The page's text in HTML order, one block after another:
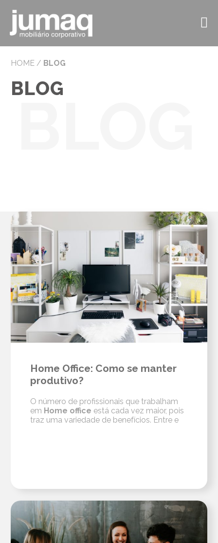
HOME / BLOG
BLOG
Home Office: Como se manter
produtivo?
O número de profissionais que trabalham
em Home office está cada vez maior, pois
traz uma variedade de benefícios. Entre e